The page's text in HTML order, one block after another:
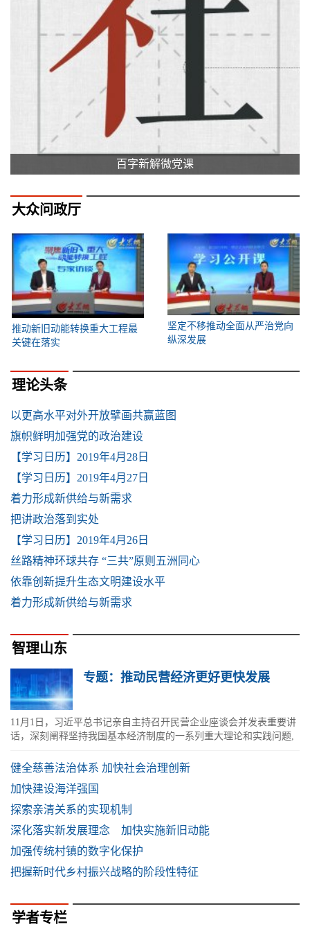
百字新解微党课
大众问政厅
推动新旧动能转换重大工程最
关键在落实
坚定不移推动全面从严治党向
纵深发展
理论头条
以更高水平对外开放擘画共赢蓝图
旗帜鲜明加强党的政治建设
【学习日历】2019年4月28日
【学习日历】2019年4月27日
着力形成新供给与新需求
把讲政治落到实处
【学习日历】2019年4月26日
丝路精神环球共存 “三共”原则五洲同心
依靠创新提升生态文明建设水平
着力形成新供给与新需求
智理山东
专题：推动民营经济更好更快发展
11月1日，习近平总书记亲自主持召开民营企业座谈会并发表重要讲
话，深刻阐释坚持我国基本经济制度的一系列重大理论和实践问题,
健全慈善法治体系 加快社会治理创新
加快建设海洋强国
探索亲清关系的实现机制
深化落实新发展理念 加快实施新旧动能
加强传统村镇的数字化保护
把握新时代乡村振兴战略的阶段性特征
学者专栏